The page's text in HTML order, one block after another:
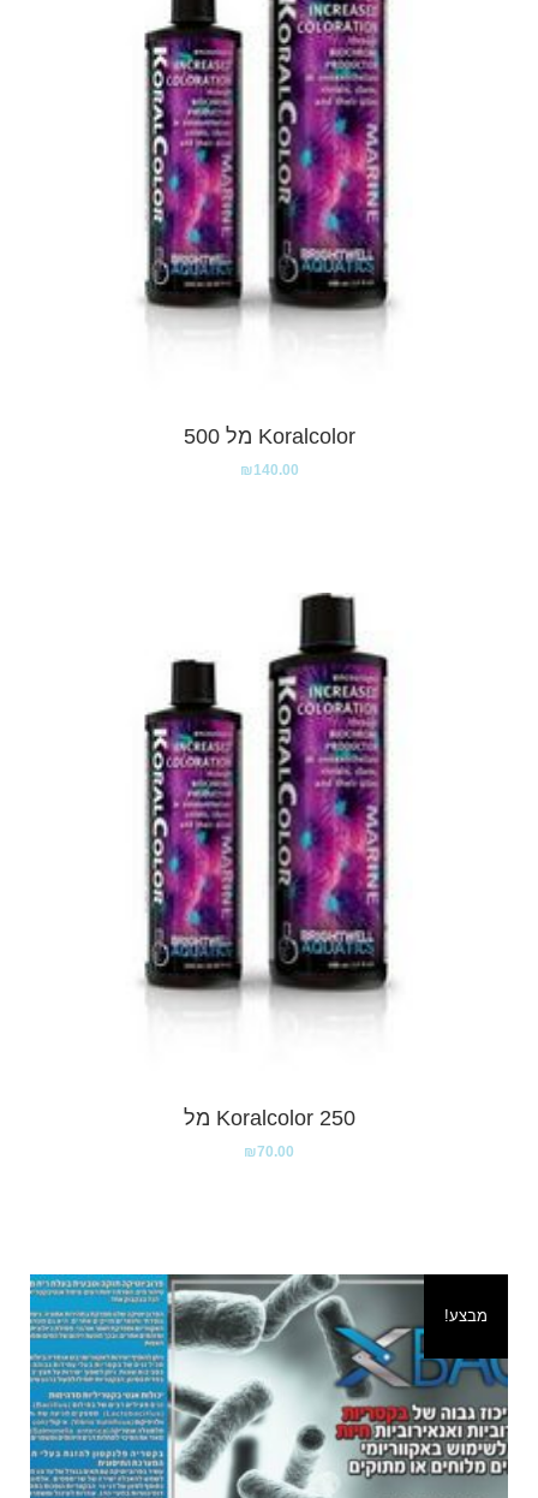
Koralcolor מל 500
₪140.00
Koralcolor 250 מל
₪70.00
מבצע!